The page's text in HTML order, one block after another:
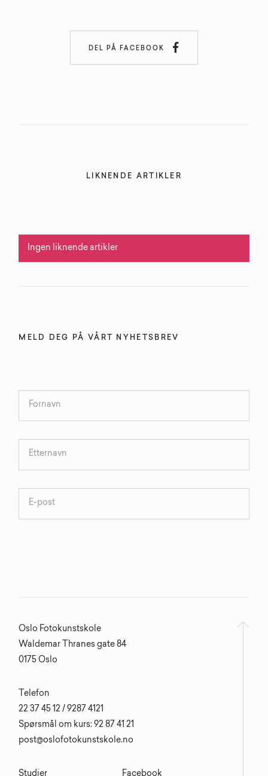
DEL PÅ FACEBOOK 
LIKNENDE ARTIKLER
Ingen liknende artikler
MELD DEG PÅ VÅRT NYHETSBREV
Oslo Fotokunstskole
Waldemar Thranes gate 84
0175 Oslo
Studier
Telefon
22 37 45 12 / 9287 4121
Spørsmål om kurs: 92 87 41 21
post@oslofotokunstskole.no
Facebook